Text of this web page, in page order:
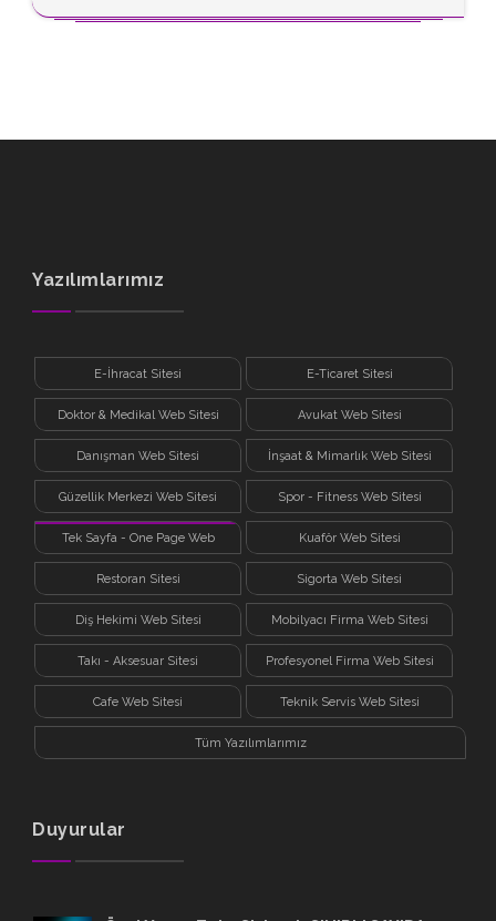
Yazılımlarımız
E-İhracat Sitesi E-Ticaret Sitesi
Doktor & Medikal Web Sitesi Avukat Web Sitesi
Danışman Web Sitesi İnşaat & Mimarlık Web Sitesi
Güzellik Merkezi Web Sitesi Spor - Fitness Web Sitesi
Tek Sayfa - One Page Web
Sitesi
Kuaför Web Sitesi
Restoran Sitesi Sigorta Web Sitesi
Diş Hekimi Web Sitesi Mobilyacı Firma Web Sitesi
Takı - Aksesuar Sitesi Profesyonel Firma Web Sitesi
Cafe Web Sitesi Teknik Servis Web Sitesi
Tüm Yazılımlarımız
Duyurular